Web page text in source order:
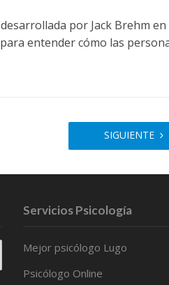
por Jack Brehm en
entender cómo las
SIGUIENTE
Servicios Psicología
Mejor psicólogo Lugo
Psicólogo Online